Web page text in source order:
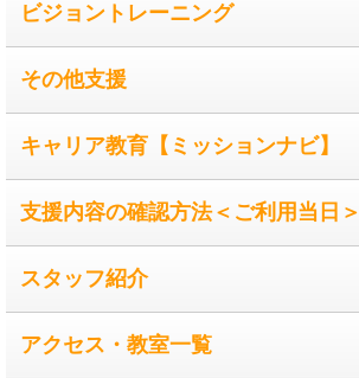
ビジョントレーニング
その他支援
キャリア教育【ミッションナビ】
支援内容の確認方法＜ご利用当日＞
スタッフ紹介
アクセス・教室一覧